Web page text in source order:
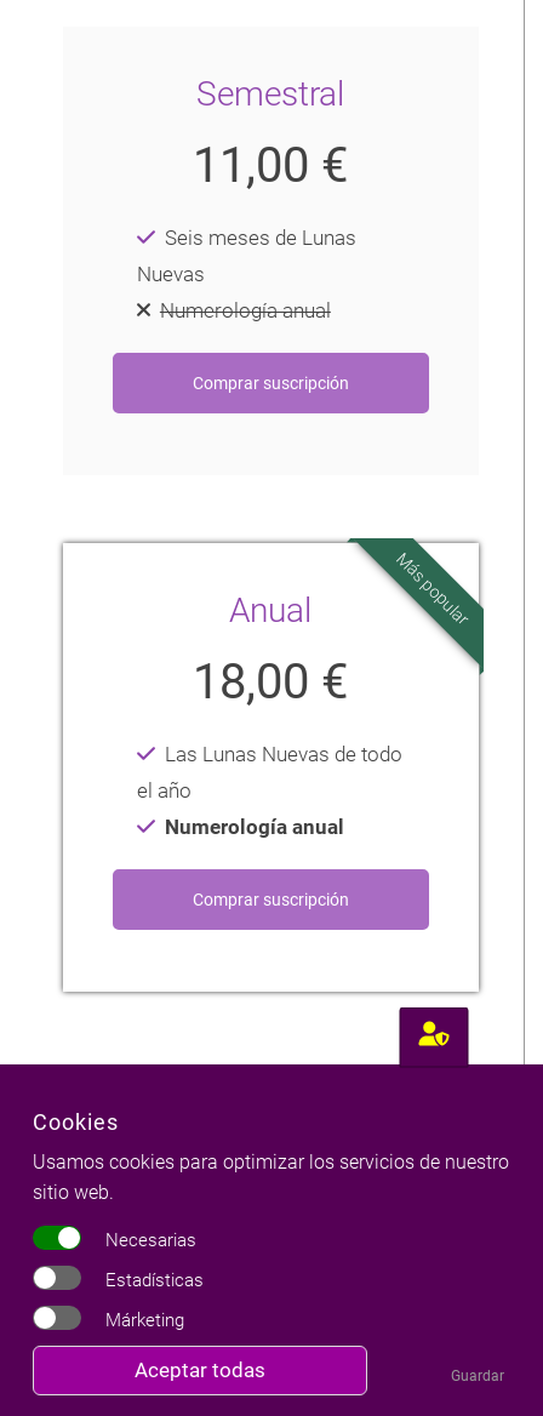
Semestral
11,00 €
Seis meses de Lunas
Nuevas
Numerología anual
Anual Más popular
18,00 €
Las Lunas Nuevas de todo
el año
Numerología anual
Cookies
Usamos cookies para optimizar los servicios de nuestro
sitio web.
Necesarias
Estadísticas
Márketing
Aceptar todas Guardar